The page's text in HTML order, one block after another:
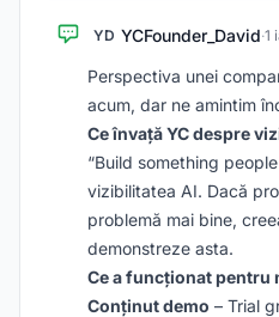
YD YCFounder_David·1
Perspectiva unei
acum, dar ne amintim
Ce învață YC despre
“Build something
vizibilitatea AI. Dacă
problemă mai bine,
demonstreze asta.
Ce a funcționat pentru
Conținut demo – Trial